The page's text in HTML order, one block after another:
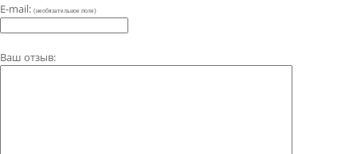
E-mail: (необязательное поле)
Ваш отзыв: